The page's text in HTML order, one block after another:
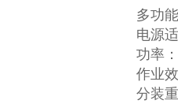
多功
电源
功率
作业
分装